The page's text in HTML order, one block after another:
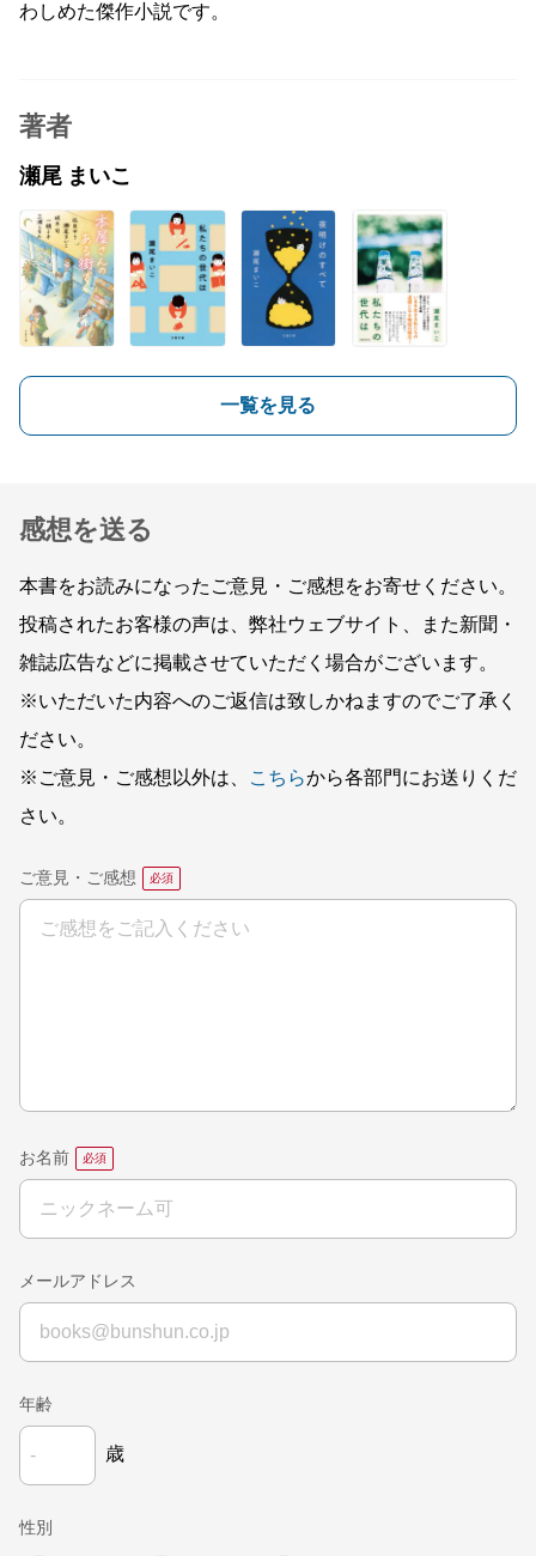
わしめた傑作小説です。
著者
瀬尾 まいこ
一覧を見る
感想を送る
本書をお読みになったご意見・ご感想をお寄せください。
投稿されたお客様の声は、弊社ウェブサイト、また新聞・
雑誌広告などに掲載させていただく場合がございます。
※いただいた内容へのご返信は致しかねますのでご了承く
ださい。
※ご意見・ご感想以外は、
こちらから各部門にお送りくだ
さい。
ご意見・ご感想
お名前
メールアドレス
年齢
歳
性別